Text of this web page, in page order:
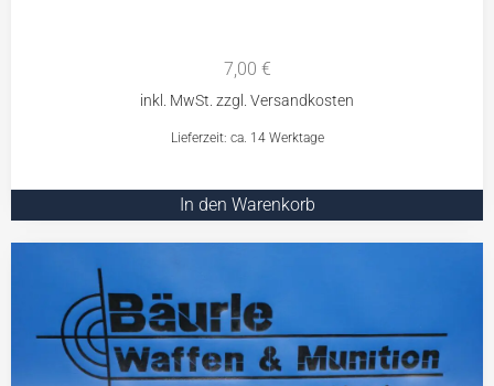
7,00 €
Lieferzeit: ca. 14 Werktage
In den Warenkorb